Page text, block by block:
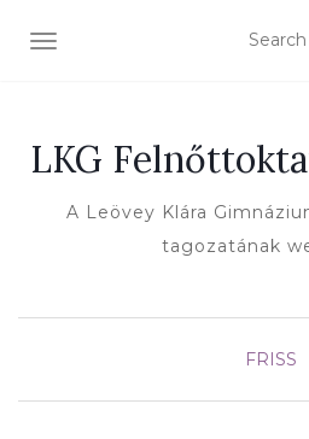
TOGGLE NAVIGATION
LKG
A Leövey Klára
tagozatának
FRISS